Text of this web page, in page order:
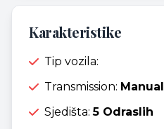
Karakteristike
Tip vozila:
Transmission: Manual
Sjedišta:5 Odraslih